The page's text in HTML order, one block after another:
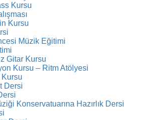
Kursu
Kursu
Müzik Eğitimi
Gitar Kursu
Kursu – Ritm Atölyesi
Kursu
Dersi
Konservatuarına Hazırlık Dersi